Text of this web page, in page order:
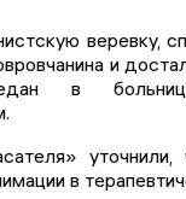
веревку,
и
в
в